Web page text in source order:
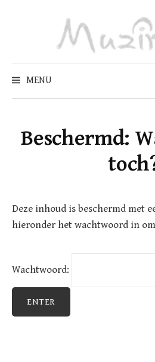
MENU
Beschermd:
Deze inhoud is beschermd met
hieronder het wachtwoord in
Wachtwoord: